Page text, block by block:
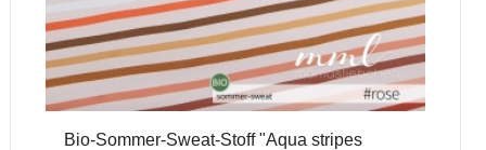
Bio-Sommer-Sweat-Stoff "Aqua stripes